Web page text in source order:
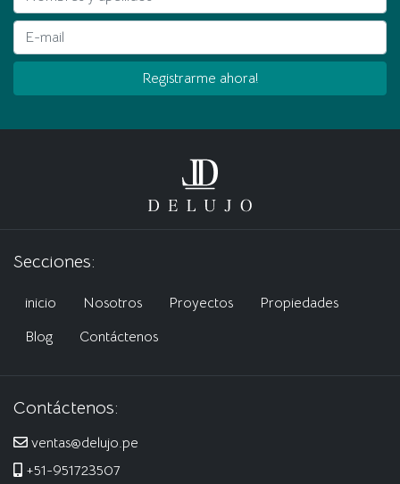
E-mail
Registrarme ahora!
Secciones:
inicio Nosotros Proyectos
Propiedades
Blog
Contáctenos
Contáctenos:
ventas@delujo.pe
+51-951723507